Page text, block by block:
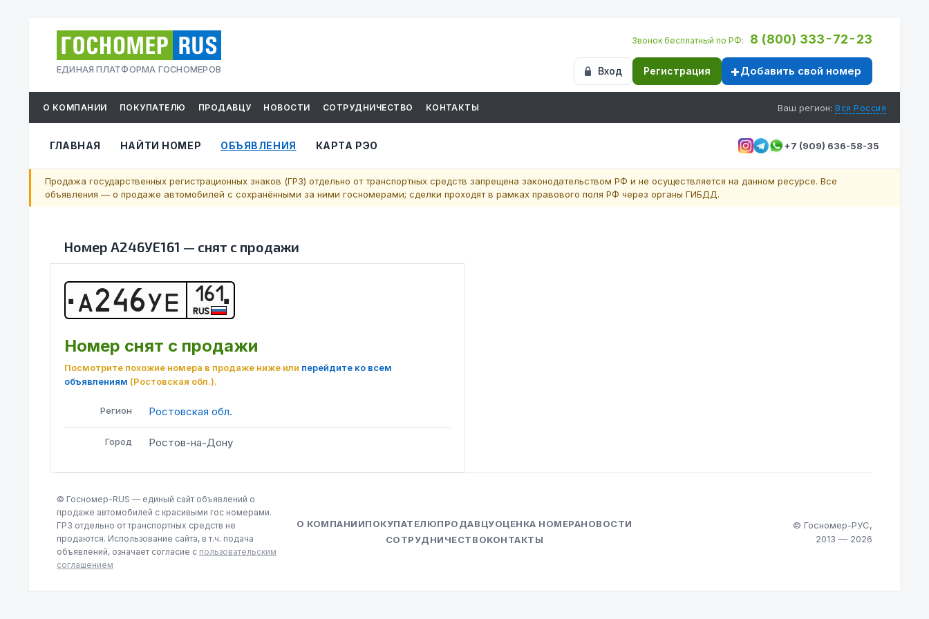
ЕДИНАЯ ПЛАТФОРМА ГОСНОМЕРОВ
Звонок бесплатный по РФ: 8 (800) 333-72-23
Вход Регистрация Добавить свой номер
О КОМПАНИИ ПОКУПАТЕЛЮ ПРОДАВЦУ НОВОСТИ СОТРУДНИЧЕСТВО КОНТАКТЫ Ваш регион: Вся Россия
ГЛАВНАЯ НАЙТИ НОМЕР ОБЪЯВЛЕНИЯ КАРТА РЭО +7 (909) 636-58-35
Продажа государственных регистрационных знаков (ГРЗ) отдельно от транспортных средств запрещена законодательством РФ и не осуществляется на данном ресурсе. Все
объявления — о продаже автомобилей с сохранёнными за ними госномерами; сделки проходят в рамках правового поля РФ через органы ГИБДД.
Номер А246УЕ161 — снят с продажи
А246УЕ 161
RUS
Номер снят с продажи
Посмотрите похожие номера в продаже ниже или перейдите ко всем
объявлениям (Ростовская обл.).
Регион Ростовская обл.
Город Ростов-на-Дону
© Госномер-RUS — единый сайт объявлений о
продаже автомобилей с красивыми гос номерами.
ГРЗ отдельно от транспортных средств не
продаются. Использование сайта, в т.ч. подача
объявлений, означает согласие с пользовательским
соглашением
О КОМПАНИИПОКУПАТЕЛЮПРОДАВЦУОЦЕНКА НОМЕРАНОВОСТИ
СОТРУДНИЧЕСТВОКОНТАКТЫ
© Госномер-РУС,
2013 — 2026